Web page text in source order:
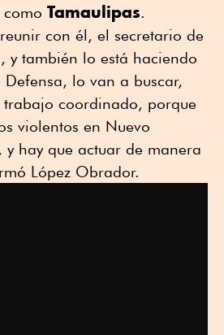
Tamaulipas.
con él, el secretario de
y también lo está haciendo
lo van a buscar,
coordinado, porque
violentos en Nuevo
hay que actuar de manera
López Obrador.